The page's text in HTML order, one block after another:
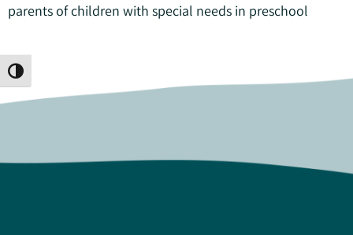
Toggle High Contrast
parents of children with special needs in preschool